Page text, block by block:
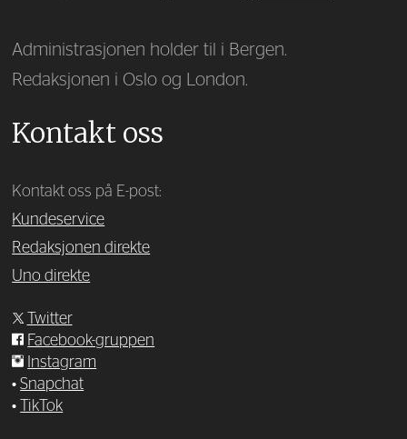
Administrasjonen holder til i Bergen.
Redaksjonen i Oslo og London.
Kontakt oss
Kontakt oss på E-post:
Kundeservice
Redaksjonen direkte
Uno direkte
Twitter
Facebook-gruppen
Instagram
•Snapchat
•
TikTok